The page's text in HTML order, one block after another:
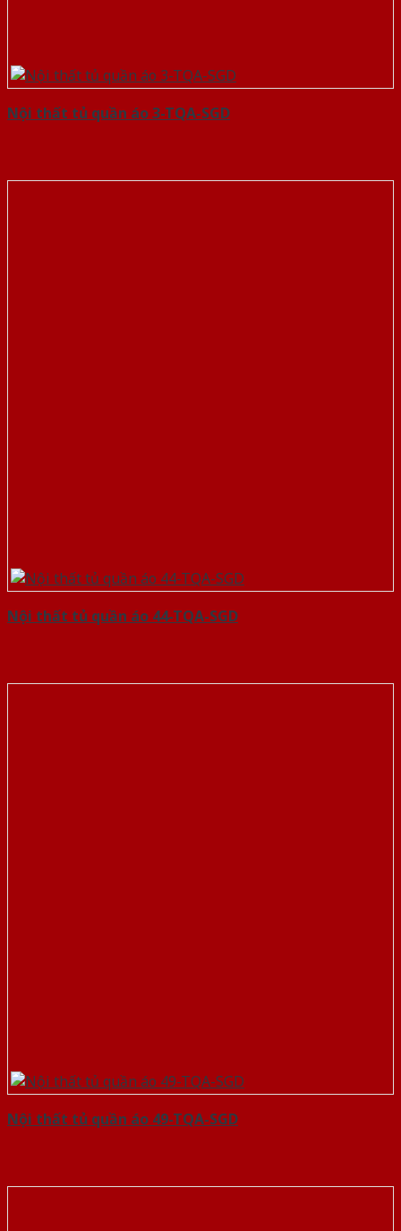
Nội thất tủ quần áo 3-TQA-SGD
Nội thất tủ quần áo 44-TQA-SGD
Nội thất tủ quần áo 49-TQA-SGD